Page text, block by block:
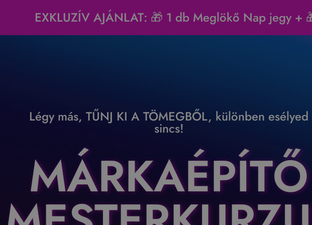
EXKLUZÍV AJÁNLAT: 🎁 1 db Meglökő Nap jegy
Légy más, TŰNJ KI A TÖMEGBŐL, különben esélyed
sincs!
MÁRKAÉPÍTŐ